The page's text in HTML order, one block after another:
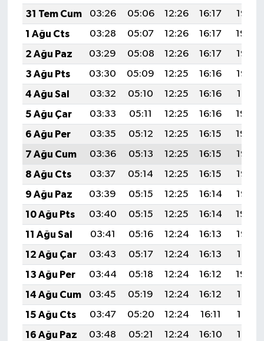
31 Tem Cum
03:26 05:06 12:26 16:17
19:35
1 Ağu Cts
03:28 05:07 12:26 16:17
19:34
2 Ağu Paz
03:29 05:08 12:26 16:17
19:33
3 Ağu Pts
03:30 05:09 12:25 16:16
19:32
4 Ağu Sal
03:32 05:10 12:25 16:16
19:31
5 Ağu Çar
03:33 05:11 12:25 16:16
19:30
6 Ağu Per
03:35 05:12 12:25 16:15
19:29
7 Ağu Cum
03:36 05:13 12:25 16:15
19:27
8 Ağu Cts
03:37 05:14 12:25 16:15
19:26
9 Ağu Paz
03:39 05:15 12:25 16:14
19:25
10 Ağu Pts
03:40 05:15 12:25 16:14
19:24
11 Ağu Sal
03:41 05:16 12:24 16:13
19:23
12 Ağu Çar
03:43 05:17 12:24 16:13
19:21
13 Ağu Per
03:44 05:18 12:24 16:12
19:20
14 Ağu Cum
03:45 05:19 12:24 16:12
19:19
15 Ağu Cts
03:47 05:20 12:24 16:11
19:18
16 Ağu Paz
03:48 05:21 12:24 16:10
19:16